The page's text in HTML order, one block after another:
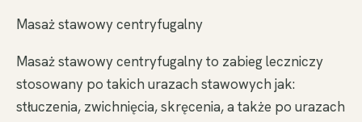
Masaż stawowy centryfugalny
Masaż stawowy centryfugalny to zabieg leczniczy
stosowany po takich urazach stawowych jak:
stłuczenia, zwichnięcia, skręcenia, a także po urazach